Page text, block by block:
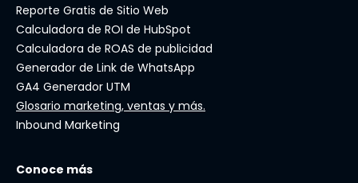
Reporte Gratis de Sitio Web
Calculadora de ROI de HubSpot
Calculadora de ROAS de publicidad
Generador de Link de WhatsApp
GA4 Generador UTM
Glosario marketing, ventas y más.
Inbound Marketing
Conoce más